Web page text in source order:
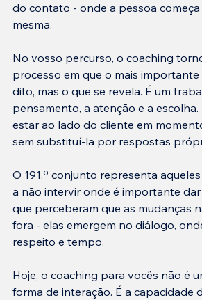
do contato - onde a pessoa começa
mesma.
No vosso percurso, o coaching
processo em que o mais importante
dito, mas o que se revela. É um
pensamento, a atenção e a escolha.
estar ao lado do cliente em
sem substituí-la por respostas
O 191.º conjunto representa
a não intervir onde é importante
que perceberam que as mudanças
fora - elas emergem no diálogo,
respeito e tempo.
Hoje, o coaching para vocês não é
forma de interação. É a capacidade